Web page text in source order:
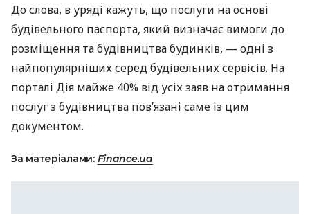
До слова, в уряді кажуть, що послуги на основі
будівельного паспорта, який визначає вимоги до
розміщення та будівництва будинків, — одні з
найпопулярніших серед будівельних сервісів. На
порталі Дія майже 40% від усіх заяв на отримання
послуг з будівництва пов’язані саме із цим
документом.
За матеріалами: Finance.ua